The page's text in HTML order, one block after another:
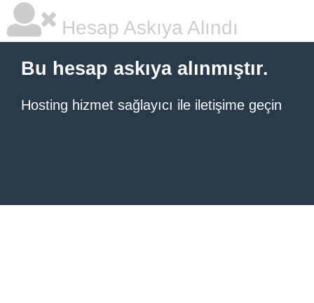
Hesap Askıya Alındı
Bu hesap askıya alınmıştır.
Hosting hizmet sağlayıcı ile iletişime geçin